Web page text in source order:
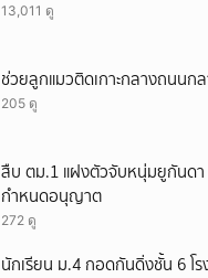
13,011 ดู
ช่วยลูกแมวติดเกาะกลางถนนก
205 ดู
สืบ ตม.1 แฝงตัวจับหนุ่มยูกันด
กำหนดอนุญาต
272 ดู
นักเรียน ม.4 กอดกันดิ่งชั้น 6 โร